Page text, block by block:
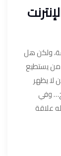
ولكن هل
من يستطيع
لا يظهر
وفي
علاقة